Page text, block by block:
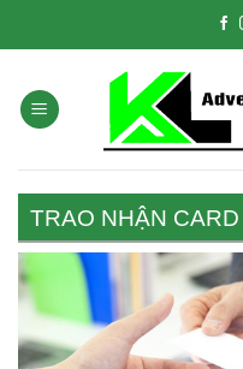
TRAO NHẬN